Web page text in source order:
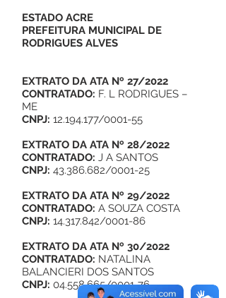
ESTADO ACRE
PREFEITURA MUNICIPAL DE
RODRIGUES ALVES
EXTRATO DA ATA Nº 27/2022
CONTRATADO: F. L RODRIGUES –
ME
CNPJ: 12.194.177/0001-55
EXTRATO DA ATA Nº 28/2022
CONTRATADO: J A SANTOS
CNPJ: 43.386.682/0001-25
EXTRATO DA ATA Nº 29/2022
CONTRATADO: A SOUZA COSTA
CNPJ: 14.317.842/0001-86
EXTRATO DA ATA Nº 30/2022
CONTRATADO: NATALINA
BALANCIERI DOS SANTOS
CNPJ: 04.558.665/0001-76